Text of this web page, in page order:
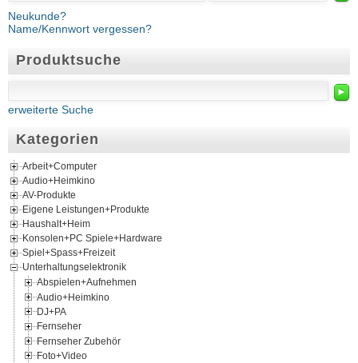
Neukunde?
Name/Kennwort vergessen?
Produktsuche
►
erweiterte Suche
Kategorien
Arbeit+Computer
Audio+Heimkino
AV-Produkte
Eigene Leistungen+Produkte
Haushalt+Heim
Konsolen+PC Spiele+Hardware
Spiel+Spass+Freizeit
Unterhaltungselektronik
Abspielen+Aufnehmen
Audio+Heimkino
DJ+PA
Fernseher
Fernseher Zubehör
Foto+Video